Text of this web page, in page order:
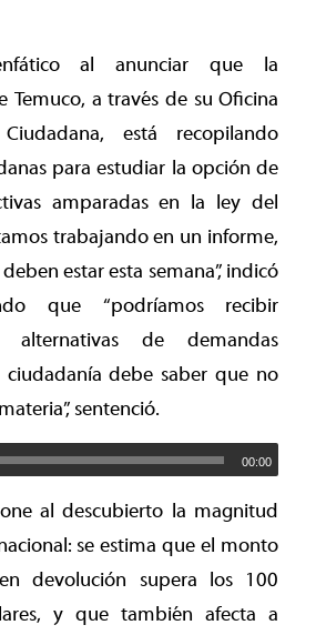
al anunciar que la
Temuco, a través de su Oficina
está recopilando
para estudiar la opción de
amparadas en la ley del
trabajando en un informe,
estar esta semana”, indicó
que “podríamos recibir
alternativas de demandas
debe saber que no
sentenció.
00:00
al descubierto la magnitud
se estima que el monto
devolución supera los 100
y que también afecta a